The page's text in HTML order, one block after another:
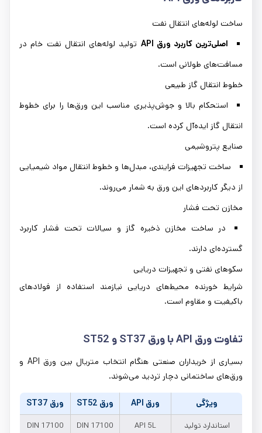
ساخت لوله‌های انتقال نفت
اصلی‌ترین کاربرد ورق
تولید لوله‌های انتقال نفت خام در
مسافت‌های طولانی است.
خطوط انتقال گاز طبیعی
استحکام بالا و جوش‌پذیری مناسب این ورق‌ها را برای خطوط
انتقال گاز ایده‌آل کرده است.
صنایع پتروشیمی
ساخت تجهیزات فرایندی، مبدل‌ها و خطوط انتقال مواد شیمیایی
از دیگر کاربردهای این ورق به شمار می‌روند.
مخازن تحت فشار
در ساخت مخازن ذخیره گاز و سیالات تحت فشار کاربرد
گسترده‌ای دارند.
سکوهای نفتی و تجهیزات دریایی
شرایط خورنده محیط‌های دریایی نیازمند استفاده از فولادهای
باکیفیت و مقاوم است.
تفاوت ورق با ورق و
بسیاری از خریداران صنعتی هنگام انتخاب متریال بین ورق API و
ورق‌های ساختمانی دچار تردید می‌شوند.
ویژگی ورق API ورق ST52 ورق ST37
استاندارد تولید API 5L
DIN 17100
DIN 17100